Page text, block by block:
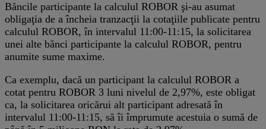
Băncile participante la calculul ROBOR şi‐au asumat
obligaţia de a încheia tranzacţii la cotaţiile publicate pentru
calculul ROBOR, în intervalul 11:00‐11:15, la solicitarea
unei alte bănci participante la calculul ROBOR, pentru
anumite sume maxime.
Ca exemplu, dacă un participant la calculul ROBOR a
cotat pentru ROBOR 3 luni nivelul de 2,97%, este obligat
ca, la solicitarea oricărui alt participant adresată în
intervalul 11:00‐11:15, să îi împrumute acestuia o sumă de